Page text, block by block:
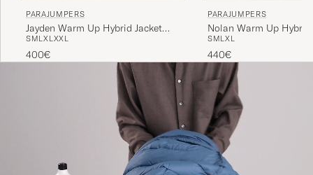
PARAJUMPERS
Jayden Warm Up Hybrid Jacket
Rosemary
SMLXLXXL
400€
PARAJUMPERS
Nolan Warm Up
Jacket Black
SMLXL
440€